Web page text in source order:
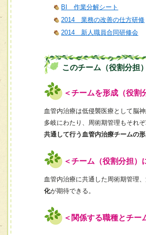
BI 作業分解シート
2014 業務の改善の仕方研修
2014 新人職員合同研修会
このチーム（役割分担
＜チームを形成（役割
血管内治療は低侵襲医療として脳
多岐にわたり、周術期管理もそれ
共通して行う血管内治療チームの
＜チーム（役割分担）
血管内治療に共通した周術期管理
化が期待できる。
＜関係する職種とチー